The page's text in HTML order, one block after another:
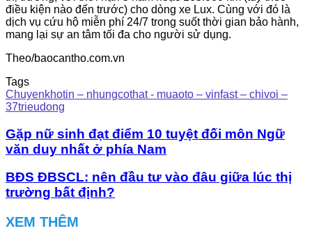
điều kiện nào đến trước) cho dòng xe Lux. Cùng với đó là
dịch vụ cứu hộ miễn phí 24/7 trong suốt thời gian bảo hành,
mang lại sự an tâm tối đa cho người sử dụng.
Theo/baocantho.com.vn
Tags
Chuyenkhotin – nhungcothat - muaoto – vinfast – chivoi –
37trieudong
Gặp nữ sinh đạt điểm 10 tuyệt đối môn Ngữ
văn duy nhất ở phía Nam
BĐS ĐBSCL: nên đầu tư vào đâu giữa lúc thị
trường bất định?
XEM THÊM